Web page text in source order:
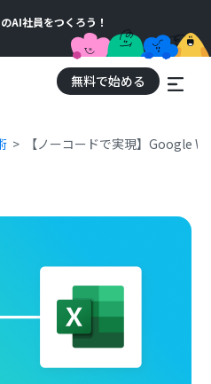
AI社員をつくろう！
無料で始める
【ノーコードで実現】Google